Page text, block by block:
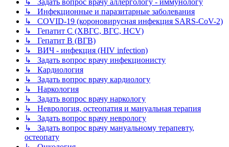
↳ Задать вопрос врачу аллергологу - иммунологу
↳ Инфекционные и паразитарные заболевания
↳ COVID-19 (короновирусная инфекция SARS-CoV-2)
↳ Гепатит C (ХВГС, ВГС, HCV)
↳ Гепатит B (ВГВ)
↳ ВИЧ - инфекция (HIV infection)
↳ Задать вопрос врачу инфекционисту
↳ Кардиология
↳ Задать вопрос врачу кардиологу
↳ Наркология
↳ Задать вопрос врачу наркологу
↳ Неврология, остеопатия и мануальная терапия
↳ Задать вопрос врачу неврологу
↳ Задать вопрос врачу мануальному терапевту,
остеопату